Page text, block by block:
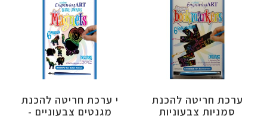
ערכת חריטה להכנת
סמניות צבעוניות
י ערכת חריטה להכנת
מגנטים צבעוניים -